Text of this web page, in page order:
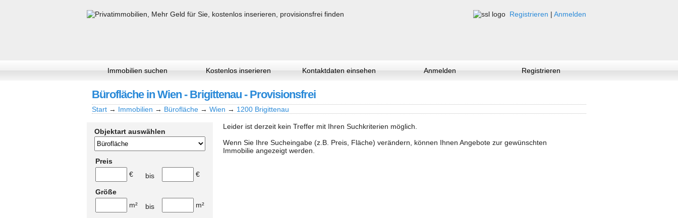
Registrieren | Anmelden
Immobilien suchen Kostenlos inserieren Kontaktdaten einsehen Anmelden Registrieren
Bürofläche in Wien - Brigittenau - Provisionsfrei
Start → Immobilien → Bürofläche → Wien → 1200 Brigittenau
Objektart auswählen
Preis
€
bis €
Größe
m²
bis m²
Leider ist derzeit kein Treffer mit Ihren Suchkriterien möglich.
Wenn Sie Ihre Sucheingabe (z.B. Preis, Fläche) verändern, können Ihnen Angebote zur gewünschten
Immobilie angezeigt werden.